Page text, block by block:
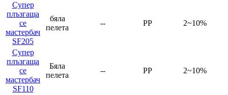
Супер
плъзгаща
се
мастербач
SF205
бяла
пелета
-- PP 2~10%
Супер
плъзгаща
се
мастербач
SF110
Бяла
пелета
-- PP 2~10%